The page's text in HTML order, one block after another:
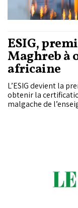
ESIG,
Maghreb à
africaine
L’ESIG devient la
obtenir la
malgache de